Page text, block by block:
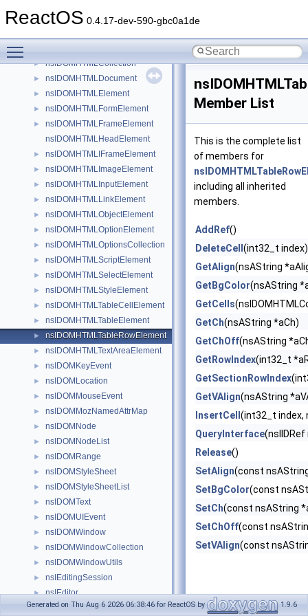
ReactOS 0.4.17-dev-590-gbc0a1de
► nsIDOMHTMLAreaElement
► nsIDOMHTMLCollection
► nsIDOMHTMLDocument
► nsIDOMHTMLElement
► nsIDOMHTMLFormElement
►
nsIDOMHTMLFrameElement
nsIDOMHTMLHeadElement
► nsIDOMHTMLIFrameElement
► nsIDOMHTMLImageElement
► nsIDOMHTMLInputElement
► nsIDOMHTMLLinkElement
► nsIDOMHTMLObjectElement
► nsIDOMHTMLOptionElement
► nsIDOMHTMLOptionsCollection
► nsIDOMHTMLScriptElement
► nsIDOMHTMLSelectElement
► nsIDOMHTMLStyleElement
► nsIDOMHTMLTableCellElement
► nsIDOMHTMLTableElement
► nsIDOMHTMLTableRowElement
► nsIDOMHTMLTextAreaElement
► nsIDOMKeyEvent
► nsIDOMLocation
► nsIDOMMouseEvent
► nsIDOMMozNamedAttrMap
► nsIDOMNode
► nsIDOMNodeList
► nsIDOMRange
► nsIDOMStyleSheet
► nsIDOMStyleSheetList
► nsIDOMText
► nsIDOMUIEvent
► nsIDOMWindow
► nsIDOMWindowCollection
► nsIDOMWindowUtils
► nsIEditingSession
► nsIEditor
► nsIEmbeddingSiteWindow
Member List
This is the complete list
of members for
including all inherited
members.
AddRef()
DeleteCell (int32_t index)
GetAlign(nsAString
GetBgColor(nsAString
GetCells
GetCh(nsAString *aCh)
GetChOff(nsAString
GetRowIndex(int32_t
GetSectionRowIndex
GetVAlign(nsAString
InsertCell (int32_t index,
QueryInterface
Release()
SetAlign(const
SetBgColor(const
SetCh(const nsAString
SetChOff(const
SetVAlign(const
Generated on Thu Aug 6 2026 06:38:46 for ReactOS by 1.9.6